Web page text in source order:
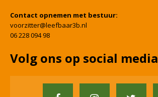
Contact opnemen met bestuur:
voorzitter@leefbaar3b.nl
06 228 094 98
Volg ons op social media